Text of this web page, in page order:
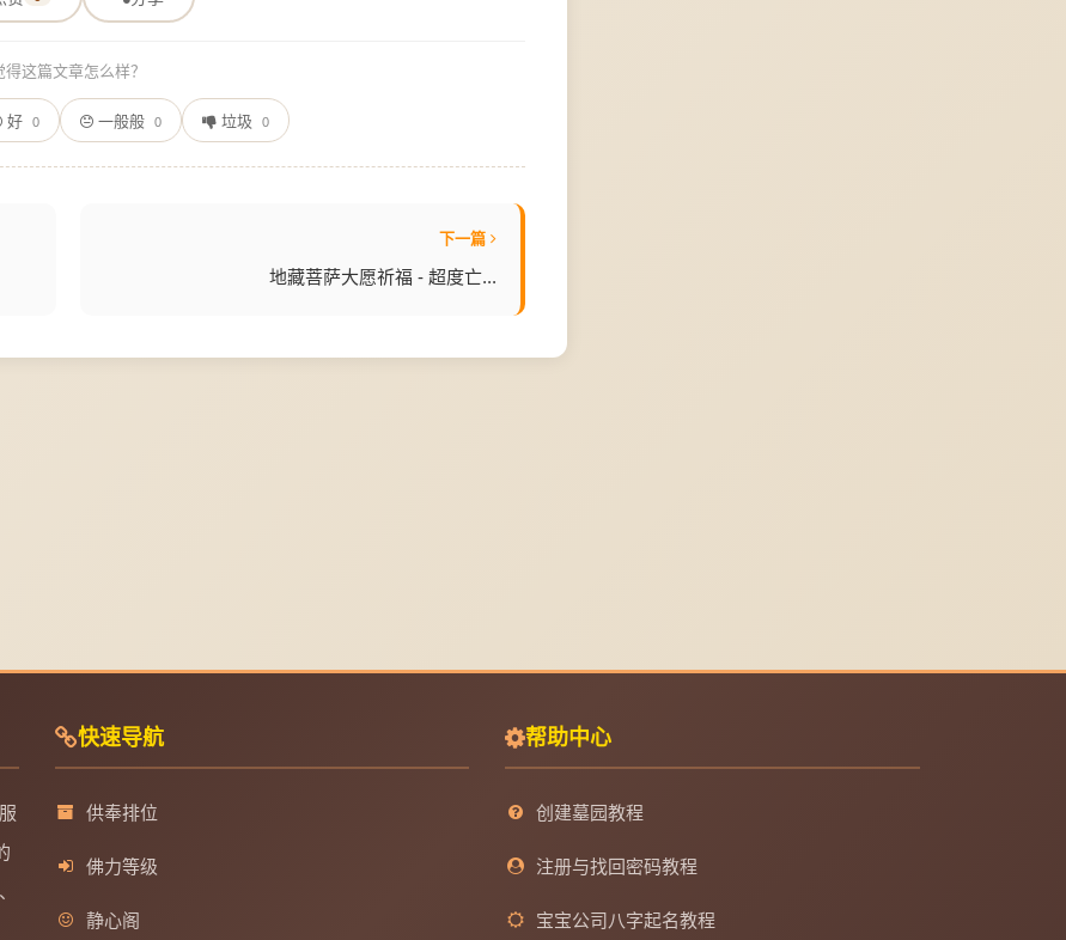
得这篇文章怎么样？
好 0 一般般 0 垃圾 0
下一篇
地藏菩萨大愿祈福 - 超度亡...
快速导航
供奉排位
佛力等级
静心阁
帮助中心
创建墓园教程
注册与找回密码教程
宝宝公司八字起名教程